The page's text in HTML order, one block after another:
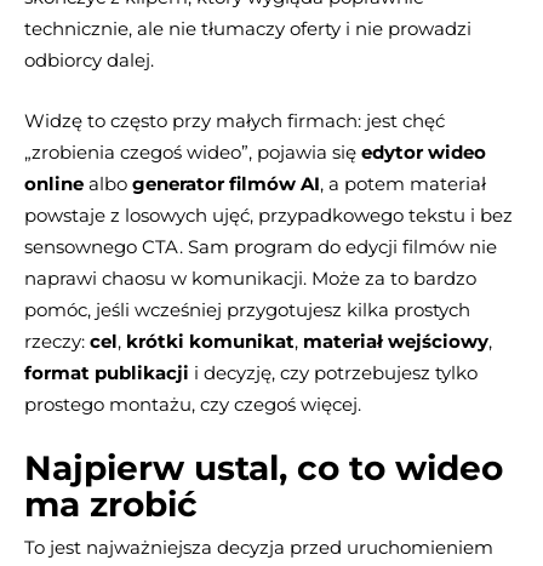
technicznie, ale nie tłumaczy oferty i nie prowadzi
odbiorcy dalej.
Widzę to często przy małych firmach: jest chęć
„zrobienia czegoś wideo”, pojawia się edytor wideo
online albo generator filmów AI, a potem materiał
powstaje z losowych ujęć, przypadkowego tekstu i bez
sensownego CTA. Sam program do edycji filmów nie
naprawi chaosu w komunikacji. Może za to bardzo
pomóc, jeśli wcześniej przygotujesz kilka prostych
rzeczy: cel, krótki komunikat, materiał wejściowy,
format publikacji i decyzję, czy potrzebujesz tylko
prostego montażu, czy czegoś więcej.
Najpierw ustal, co to wideo
ma zrobić
To jest najważniejsza decyzja przed uruchomieniem